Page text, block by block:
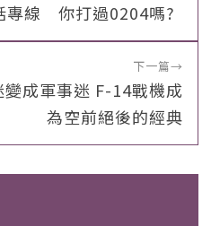
專線 你打過0204嗎?
下一篇→
變成軍事迷 F-14戰機成
為空前絕後的經典